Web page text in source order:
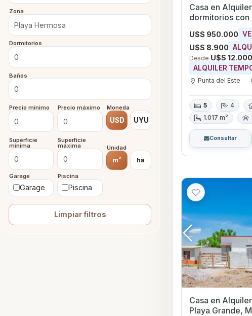
Zona
Dormitorios
Baños
Precio mínimo Precio máximo Moneda
USD UYU
Superficie
mínima
Superficie
máxima Unidad
m² ha
Garage
Garage
Piscina
Piscina
Limpiar filtros
Casa en
dormitorios con
Punta del Este,
U$S 950.000
U$S 8.900
Desde U$S 12.000
ALQUILER
Punta del Este
5 4
1.017 m²
Consultar
Casa en Alquiler
Playa Grande,